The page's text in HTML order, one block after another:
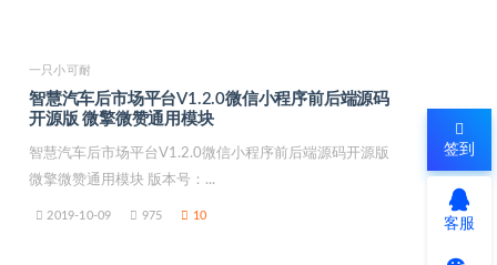
一只小可耐
智慧汽车后市场平台V1.2.0微信小程序前后端源码
开源版 微擎微赞通用模块
智慧汽车后市场平台V1.2.0微信小程序前后端源码开源版
微擎微赞通用模块 版本号：...
2019-10-09 975 10
签到
客服